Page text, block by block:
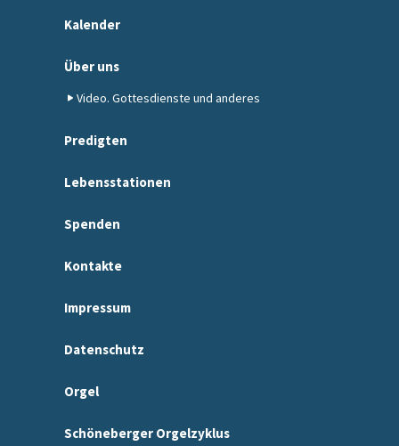
Kalender
Über uns
Video. Gottesdienste und anderes
Predigten
Lebensstationen
Spenden
Kontakte
Impressum
Datenschutz
Orgel
Schöneberger Orgelzyklus